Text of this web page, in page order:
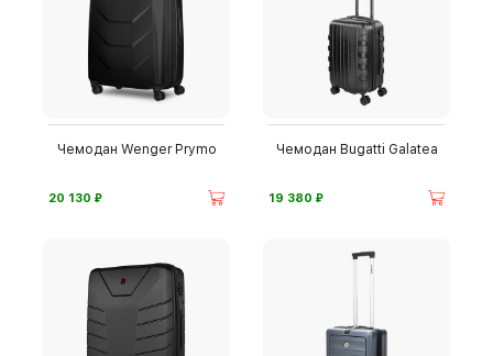
Чемодан Wenger Prymo
20 130 ⃏
Чемодан Bugatti Galatea
19 380 ⃏